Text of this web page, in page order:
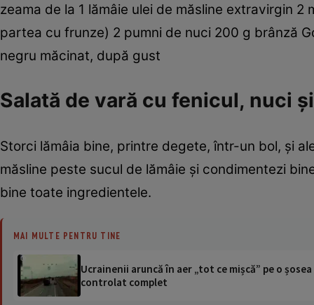
zeama de la 1 lămâie ulei de măsline extravirgin
partea cu frunze) 2 pumni de nuci 200 g brânză
negru măcinat, după gust
Salată de vară cu fenicul, nuci
Storci lămâia bine, printre degete, într-un bol, şi
măsline peste sucul de lămâie şi condimentezi
bine toate ingredientele.
MAI MULTE PENTRU TINE
Ucrainenii aruncă în aer „tot ce mișcă” pe o
controlat complet